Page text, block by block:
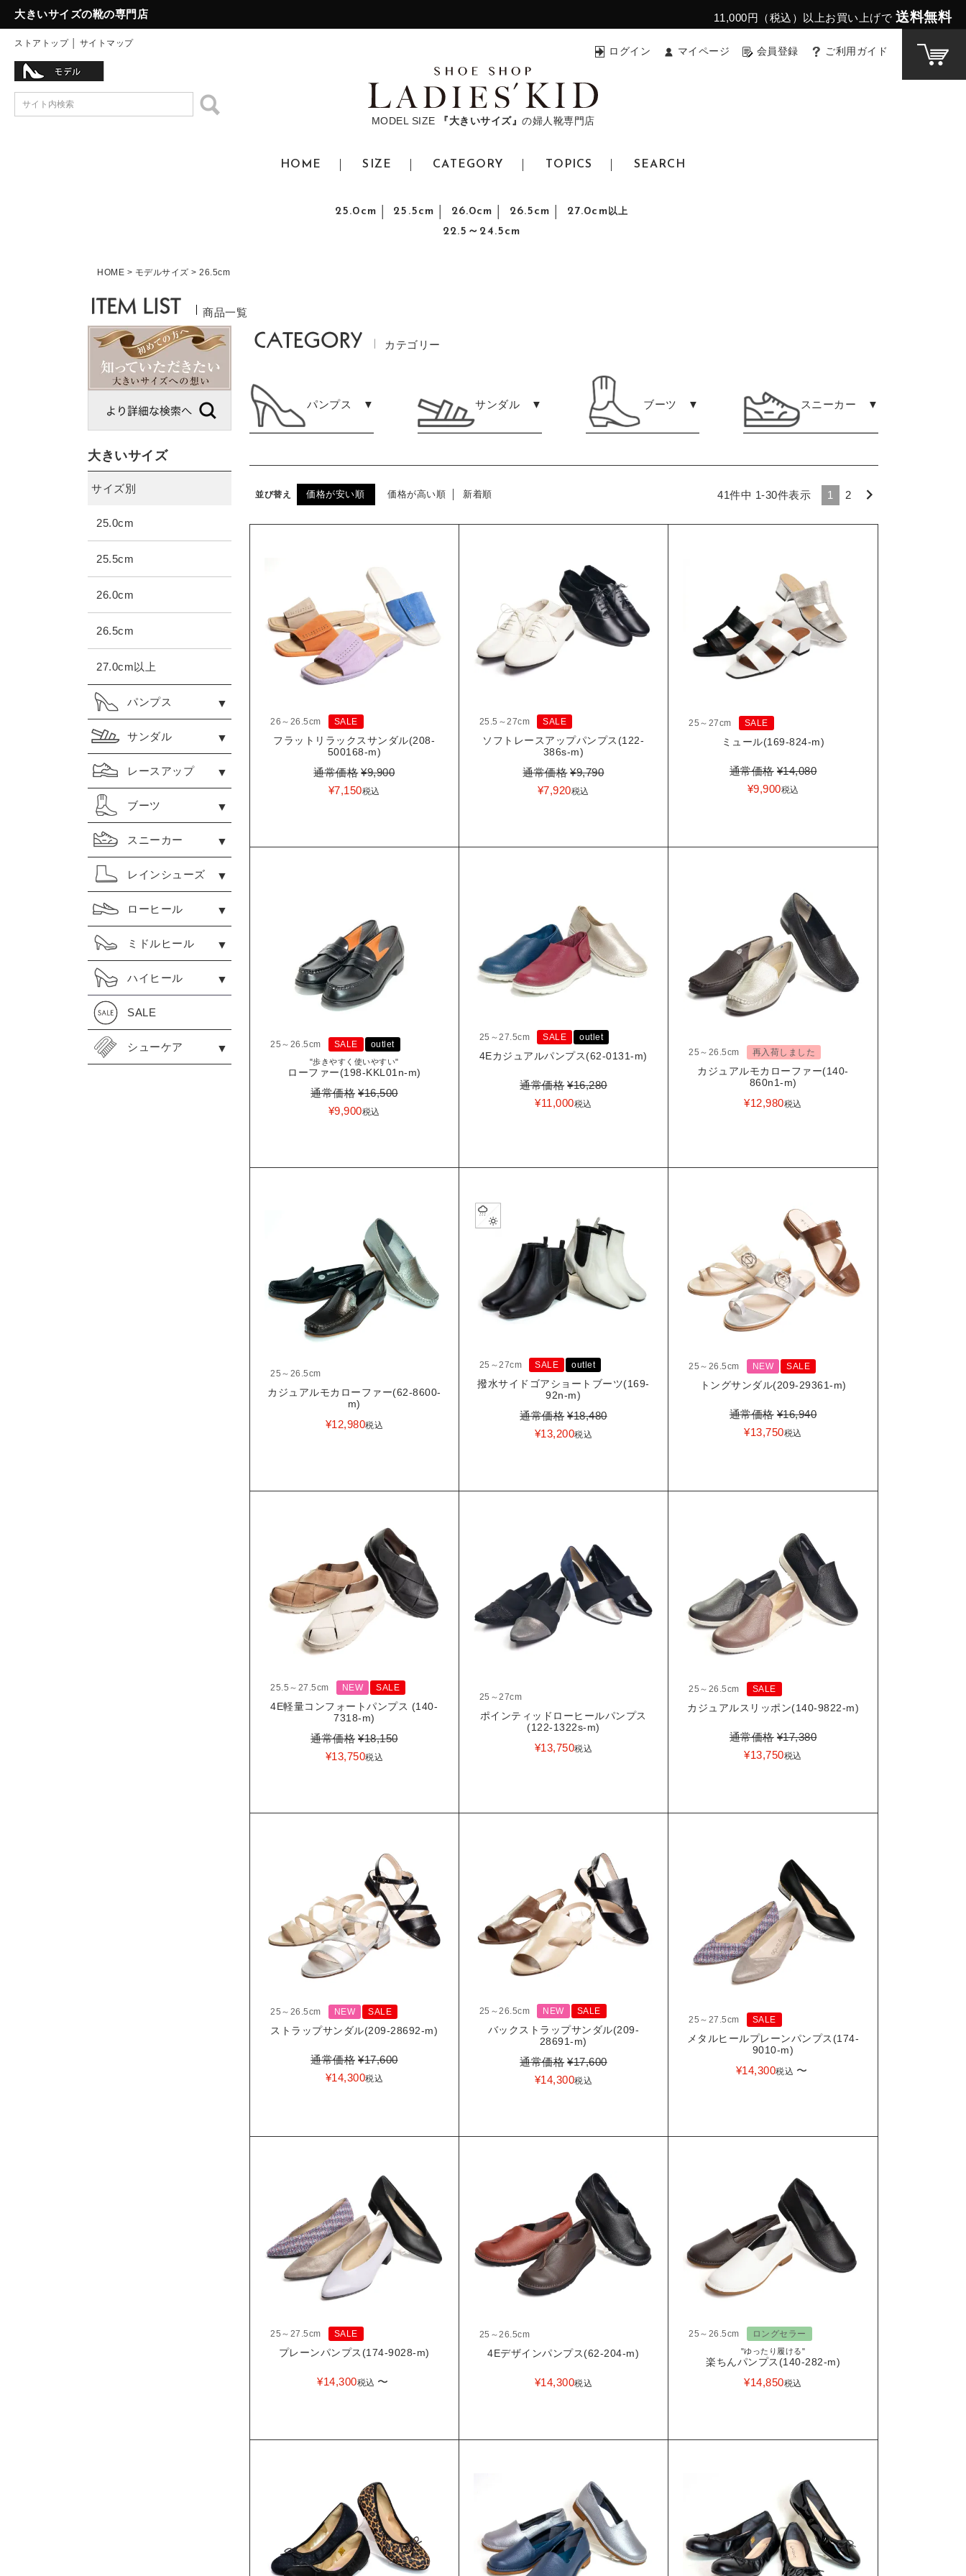
大きいサイズの靴の専門店 11,000円（税込）以上お買い上げで 送料無料
ストアトップ│ サイトマップ
MODEL SIZE 『大きいサイズ』 の婦人靴専門店
ログイン マイページ 会員登録 ご利用ガイド
HOME SIZE CATEGORY TOPICS SEARCH
25.0cm 25.5cm 26.0cm 26.5cm 27.0cm以上
22.5～24.5cm
HOME モデルサイズ 26.5cm
商品一覧
大きいサイズ
サイズ別
25.0cm
25.5cm
26.0cm
26.5cm
27.0cm以上
パンプス
サンダル
レースアップ
ブーツ
スニーカー
レインシューズ
ローヒール
ミドルヒール
ハイヒール
SALE
シューケア
カテゴリー
パンプス ▼ サンダル ▼ ブーツ ▼ スニーカー ▼
並び替え 価格が安い順 価格が高い順 新着順 41件中 1-30件表示 1 2
26～26.5cm SALE
フラットリラックスサンダル(208-
500168-m)
通常価格 ¥9,900
¥7,150税込
25.5～27cm SALE
ソフトレースアップパンプス(122-
386s-m)
通常価格 ¥9,790
¥7,920税込
25～27cm SALE
ミュール(169-824-m)
通常価格 ¥14,080
¥9,900税込
25～26.5cm SALE outlet
"歩きやすく使いやすい"
ローファー(198-KKL01n-m)
通常価格 ¥16,500
¥9,900税込
25～27.5cm SALE outlet
4Eカジュアルパンプス(62-0131-m)
通常価格 ¥16,280
¥11,000税込
25～26.5cm 再入荷しました
カジュアルモカローファー(140-
860n1-m)
¥12,980税込
25～26.5cm
カジュアルモカローファー(62-8600-
m)
¥12,980税込
25～27cm SALE outlet
撥水サイドゴアショートブーツ(169-
92n-m)
通常価格 ¥18,480
¥13,200税込
25～26.5cm NEW SALE
トングサンダル(209-29361-m)
通常価格 ¥16,940
¥13,750税込
25.5～27.5cm NEW SALE
4E軽量コンフォートパンプス (140-
7318-m)
通常価格 ¥18,150
¥13,750税込
25～27cm
ポインティッドローヒールパンプス
(122-1322s-m)
¥13,750税込
25～26.5cm SALE
カジュアルスリッポン(140-9822-m)
通常価格 ¥17,380
¥13,750税込
25～26.5cm NEW SALE
ストラップサンダル(209-28692-m)
通常価格 ¥17,600
¥14,300税込
25～26.5cm NEW SALE
バックストラップサンダル(209-
28691-m)
通常価格 ¥17,600
¥14,300税込
25～27.5cm SALE
メタルヒールプレーンパンプス(174-
9010-m)
¥14,300税込 〜
25～27.5cm SALE
プレーンパンプス(174-9028-m)
¥14,300税込 〜
25～26.5cm
4Eデザインパンプス(62-204-m)
¥14,300税込
25～26.5cm ロングセラー
"ゆったり履ける"
楽ちんパンプス(140-282-m)
¥14,850税込